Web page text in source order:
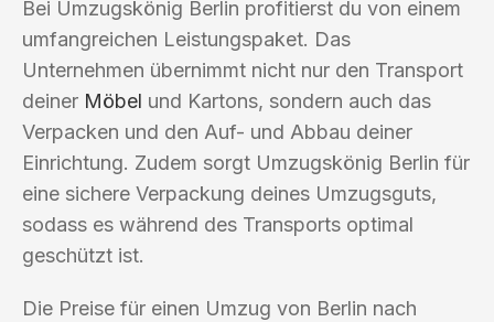
Bei Umzugskönig Berlin profitierst du von einem
umfangreichen Leistungspaket. Das
Unternehmen übernimmt nicht nur den Transport
deiner Möbel und Kartons, sondern auch das
Verpacken und den Auf- und Abbau deiner
Einrichtung. Zudem sorgt Umzugskönig Berlin für
eine sichere Verpackung deines Umzugsguts,
sodass es während des Transports optimal
geschützt ist.
Die Preise für einen Umzug von Berlin nach